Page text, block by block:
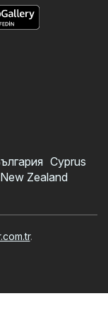
Cyprus
New Zealand
.